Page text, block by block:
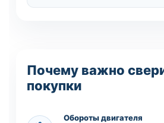
Почему важно
покупки
Обороты двигателя